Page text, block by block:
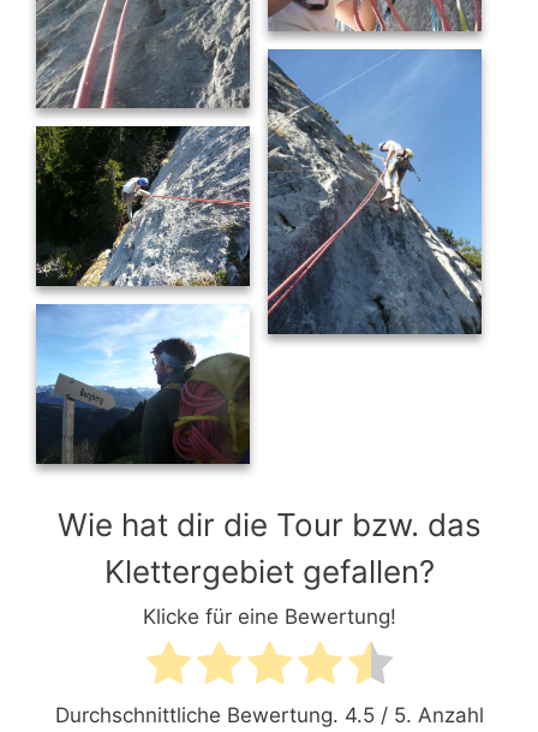
Wie hat dir die Tour bzw. das
Klettergebiet gefallen?
Klicke für eine Bewertung!
Durchschnittliche Bewertung. 4.5/ 5. Anzahl